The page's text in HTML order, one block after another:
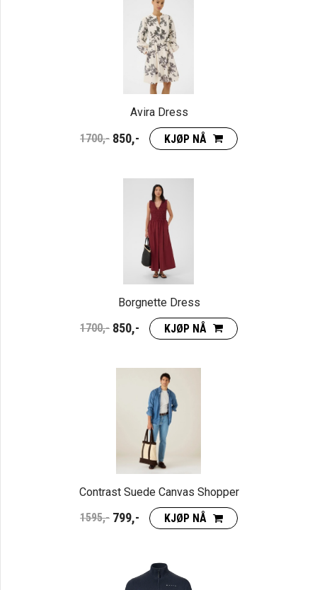
Avira Dress
1700,- 850,- KJØP NÅ
Borgnette Dress
1700,- 850,- KJØP NÅ
Contrast Suede Canvas Shopper
1595,- 799,- KJØP NÅ